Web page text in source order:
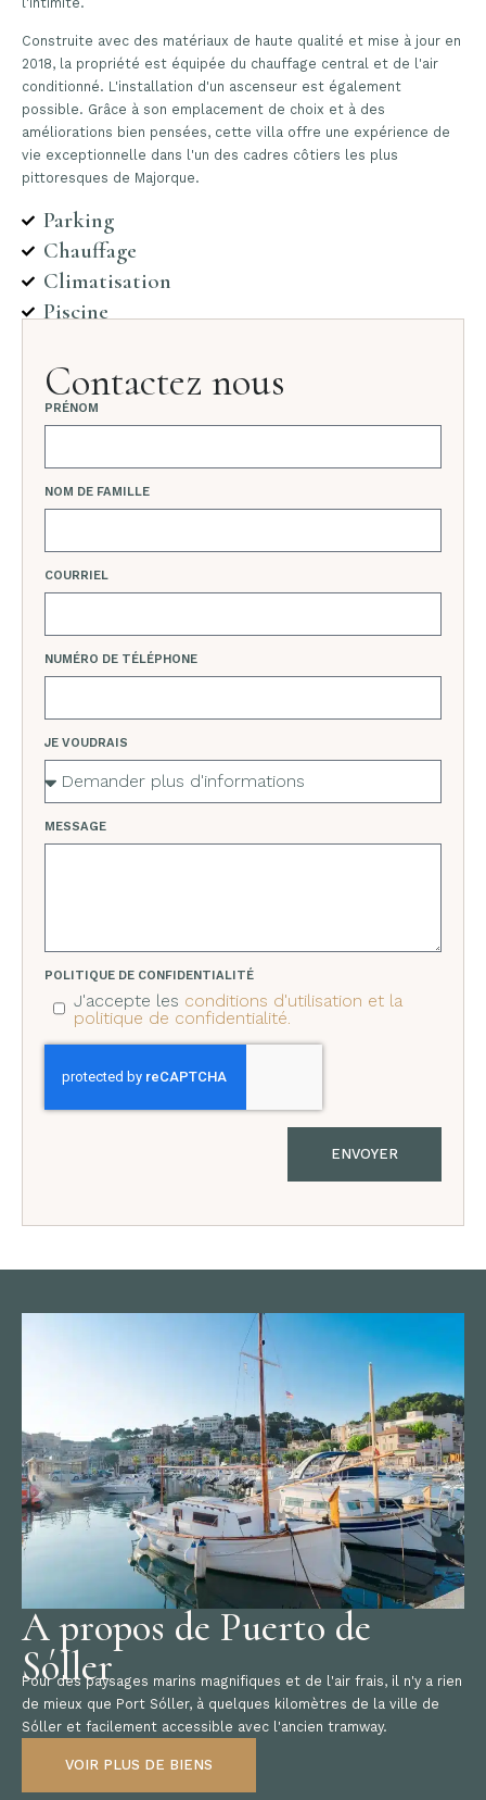
Construite avec des matériaux de haute qualité et mise à jour en
2018, la propriété est équipée du chauffage central et de l'air
conditionné. L'installation d'un ascenseur est également
possible. Grâce à son emplacement de choix et à des
améliorations bien pensées, cette villa offre une expérience de
vie exceptionnelle dans l'un des cadres côtiers les plus
pittoresques de Majorque.
Parking
Chauffage
Climatisation
Piscine
Contactez nous
PRÉNOM
NOM DE FAMILLE
COURRIEL
NUMÉRO DE TÉLÉPHONE
JE VOUDRAIS
MESSAGE
POLITIQUE DE CONFIDENTIALITÉ
J'accepte les conditions d'utilisation et la
politique de confidentialité.
ENVOYER
A propos de Puerto de
Sóller
Pour des paysages marins magnifiques et de l'air frais, il n'y a rien
de mieux que Port Sóller, à quelques kilomètres de la ville de
Sóller et facilement accessible avec l'ancien tramway.
VOIR PLUS DE BIENS